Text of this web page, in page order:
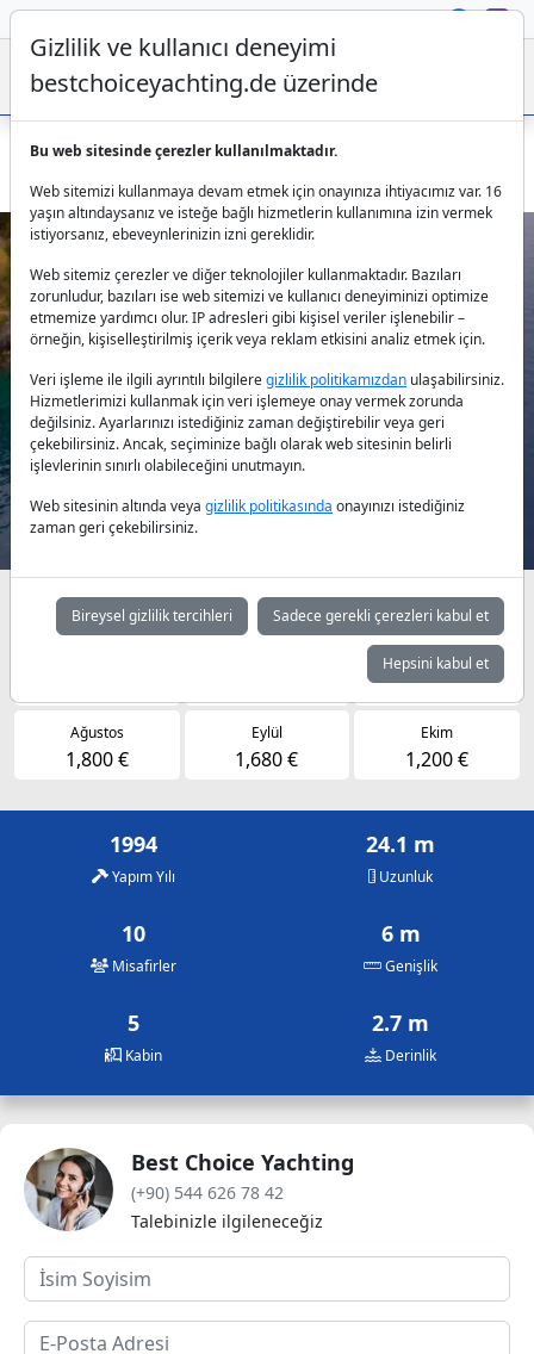
Gulet Afilli 24,1 m Fethiye Türkiye’de kiralık tekne seçimi
Previous
Müsaitlik durumuna göre günlük fiyatlar
Temmuz
1,800 €
Ağustos
1,800 €
Eylül
1,680 €
Ekim
1,200 €
1994
Yapım Yılı
24.1 m
Uzunluk
10
Misafirler
6 m
Genişlik
5
Kabin
2.7 m
Derinlik
Best Choice Yachting
(+90) 544 626 78 42
Talebinizle ilgileneceğiz
Gizlilik ve kullanıcı deneyimi
bestchoiceyachting.de üzerinde
Bu web sitesinde çerezler kullanılmaktadır.
Web sitemizi kullanmaya devam etmek için onayınıza ihtiyacımız var. 16
yaşın altındaysanız ve isteğe bağlı hizmetlerin kullanımına izin vermek
istiyorsanız, ebeveynlerinizin izni gereklidir.
Web sitemiz çerezler ve diğer teknolojiler kullanmaktadır. Bazıları
zorunludur, bazıları ise web sitemizi ve kullanıcı deneyiminizi optimize
etmemize yardımcı olur. IP adresleri gibi kişisel veriler işlenebilir –
örneğin, kişiselleştirilmiş içerik veya reklam etkisini analiz etmek için.
Veri işleme ile ilgili ayrıntılı bilgileregizlilik politikamızdan ulaşabilirsiniz.
Hizmetlerimizi kullanmak için veri işlemeye onay vermek zorunda
değilsiniz. Ayarlarınızı istediğiniz zaman değiştirebilir veya geri
çekebilirsiniz. Ancak, seçiminize bağlı olarak web sitesinin belirli
işlevlerinin sınırlı olabileceğini unutmayın.
Web sitesinin altında veya gizlilik politikasında onayınızı istediğiniz
zaman geri çekebilirsiniz.
Bireysel gizlilik tercihleri Sadece gerekli çerezleri kabul et
Hepsini kabul et